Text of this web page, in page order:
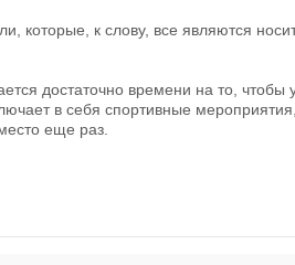
которые, к слову, все являются
достаточно времени на то, чтобы
в себя спортивные мероприятия,
еще раз.